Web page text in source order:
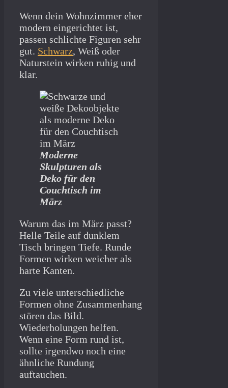
Wenn dein Wohnzimmer eher
modern eingerichtet ist,
passen schlichte Figuren sehr
gut. Schwarz, Weiß oder
Naturstein wirken ruhig und
klar.
Moderne
Skulpturen als
Deko für den
Couchtisch im
März
Warum das im März passt?
Helle Teile auf dunklem
Tisch bringen Tiefe. Runde
Formen wirken weicher als
harte Kanten.
Zu viele unterschiedliche
Formen ohne Zusammenhang
stören das Bild.
Wiederholungen helfen.
Wenn eine Form rund ist,
sollte irgendwo noch eine
ähnliche Rundung
auftauchen.